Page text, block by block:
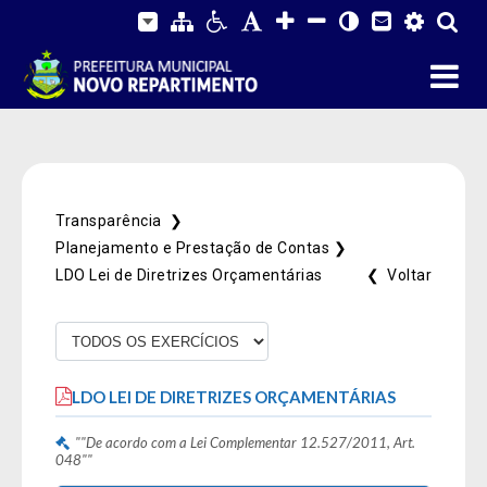
Transparência ❯
Planejamento e Prestação de Contas ❯
LDO Lei de Diretrizes Orçamentárias
❮ Voltar
LDO LEI DE DIRETRIZES ORÇAMENTÁRIAS
""De acordo com a Lei Complementar 12.527/2011, Art.
048""